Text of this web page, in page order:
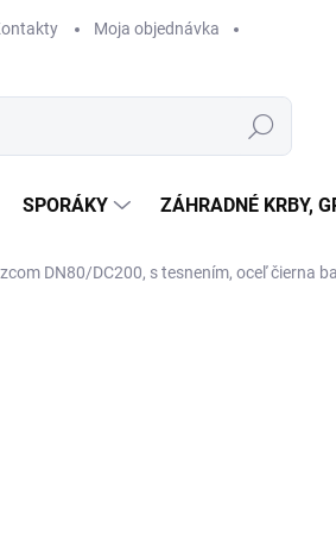
Moja objednávka
Hľadať
SPORÁKY ZÁHRADNÉ KRBY,
DN80/DC200, s tesnením, oceľ čierna